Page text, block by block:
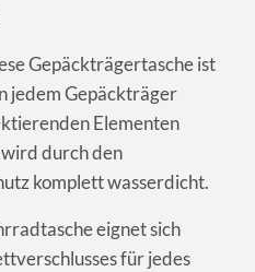
Gepäckträgertasche ist
jedem Gepäckträger
Elementen
durch den
komplett wasserdicht.
eignet sich
für jedes